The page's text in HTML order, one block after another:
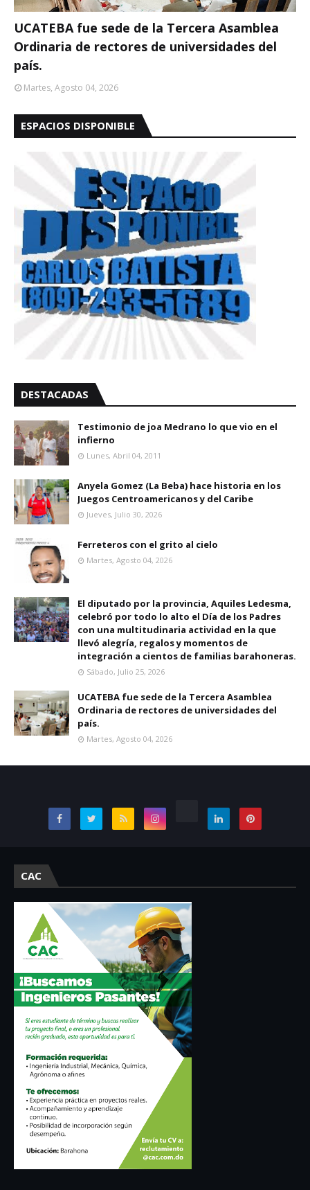
UCATEBA fue sede de la Tercera Asamblea
Ordinaria de rectores de universidades del
país.
Martes, Agosto 04, 2026
ESPACIOS DISPONIBLE
DESTACADAS
Testimonio de joa Medrano lo que vio en el
infierno
Lunes, Abril 04, 2011
Anyela Gomez (La Beba) hace historia en los
Juegos Centroamericanos y del Caribe
Jueves, Julio 30, 2026
Ferreteros con el grito al cielo
Martes, Agosto 04, 2026
El diputado por la provincia, Aquiles Ledesma,
celebró por todo lo alto el Día de los Padres
con una multitudinaria actividad en la que
llevó alegría, regalos y momentos de
integración a cientos de familias barahoneras.
Sábado, Julio 25, 2026
UCATEBA fue sede de la Tercera Asamblea
Ordinaria de rectores de universidades del
país.
Martes, Agosto 04, 2026
CAC